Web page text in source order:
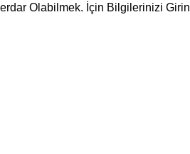
Olabilmek. İçin Bilgilerinizi